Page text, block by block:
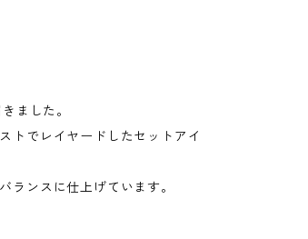
ました。
トでレイヤードしたセットアイ
ランスに仕上げています。